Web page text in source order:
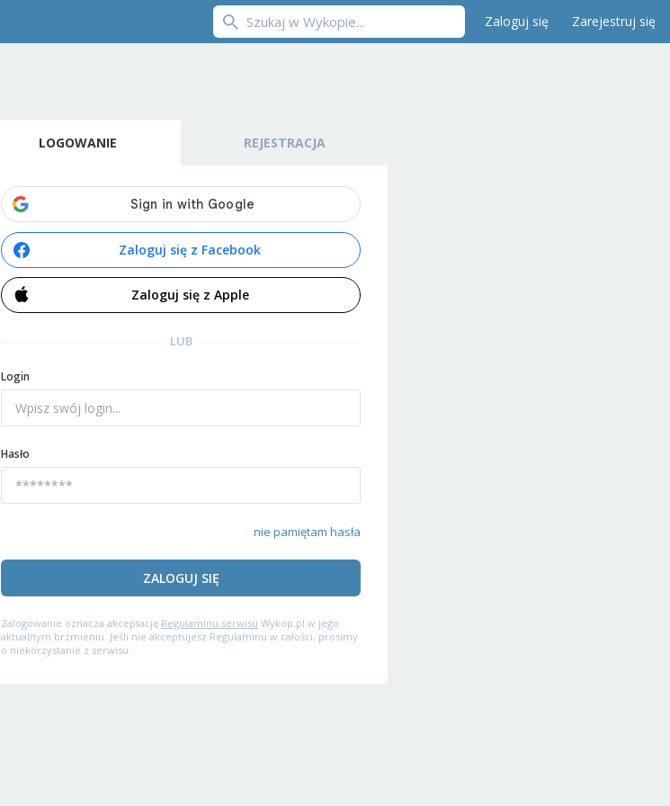
Zaloguj się Zarejestruj się
LOGOWANIE REJESTRACJA
Zaloguj się z Facebook
Zaloguj się z Apple
LUB
Login
Hasło
nie pamiętam hasła
ZALOGUJ SIĘ
Zalogowanie oznacza akceptację Regulaminu serwisu Wykop.pl w jego
aktualnym brzmieniu. Jeśli nie akceptujesz Regulaminu w całości, prosimy
o niekorzystanie z serwisu.